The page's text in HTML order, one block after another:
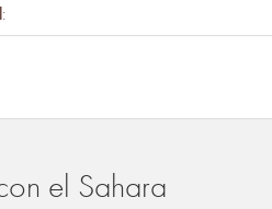
:
el Sahara